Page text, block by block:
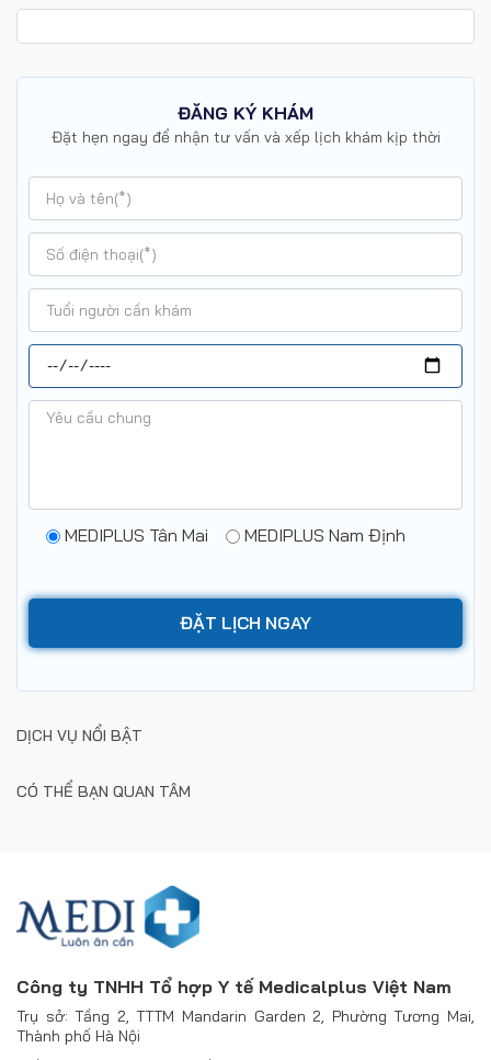
ĐĂNG KÝ KHÁM
Đặt hẹn ngay để nhận tư vấn và xếp lịch khám kịp thời
MEDIPLUS Tân Mai MEDIPLUS Nam Định
DỊCH VỤ NỔI BẬT
CÓ THỂ BẠN QUAN TÂM
Công ty TNHH Tổ hợp Y tế Medicalplus Việt Nam
Trụ sở: Tầng 2, TTTM Mandarin Garden 2, Phường Tương Mai,
Thành phố Hà Nội